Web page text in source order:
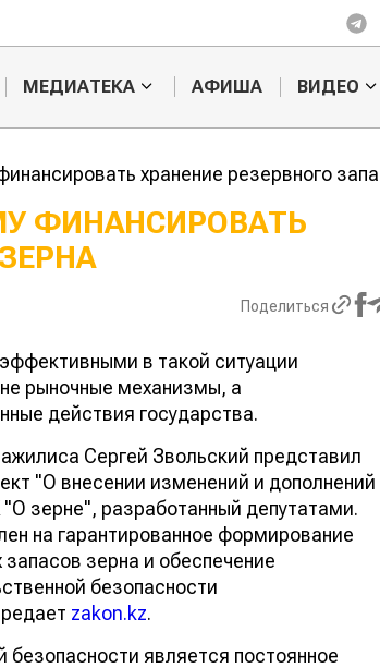
МЕДИАТЕКА АФИША ВИДЕО
хранение резервного
ФИНАНСИРОВАТЬ
Поделиться
в такой ситуации
рыночные механизмы, а
действия государства.
Сергей Звольский представил
"О внесении изменений и дополнений
"О зерне", разработанный депутатами.
на гарантированное формирование
запасов зерна и обеспечение
безопасности
zakon.kz.
является постоянное